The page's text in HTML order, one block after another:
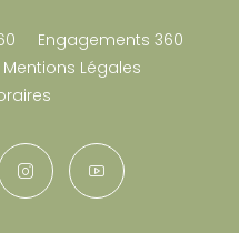
Engagements 360
Mentions Légales